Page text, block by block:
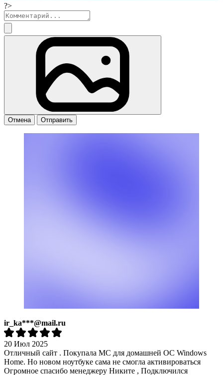
?>
Отмена Отправить
ir_ka***@mail.ru
20 Июл 2025
Отличный сайт . Покупала MC для домашней OC Windows
Home. Но новом ноутбуке сама не смогла активироваться
Огромное спасибо менеджеру Никите , Подключился